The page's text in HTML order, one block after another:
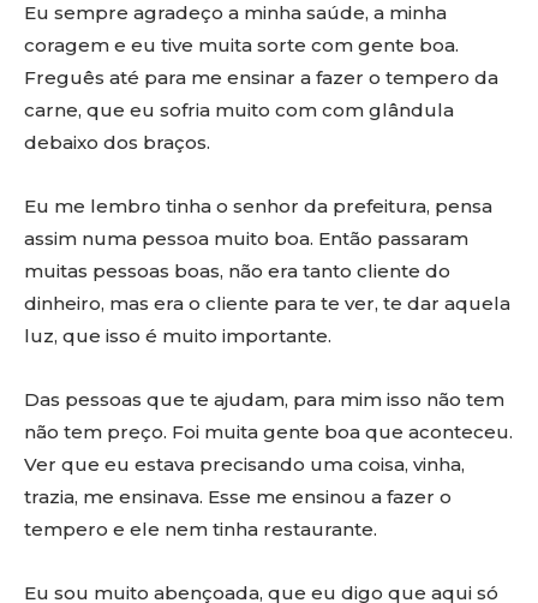
Eu sempre agradeço a minha saúde, a minha
coragem e eu tive muita sorte com gente boa.
Freguês até para me ensinar a fazer o tempero da
carne, que eu sofria muito com com glândula
debaixo dos braços.
Eu me lembro tinha o senhor da prefeitura, pensa
assim numa pessoa muito boa. Então passaram
muitas pessoas boas, não era tanto cliente do
dinheiro, mas era o cliente para te ver, te dar aquela
luz, que isso é muito importante.
Das pessoas que te ajudam, para mim isso não tem
não tem preço. Foi muita gente boa que aconteceu.
Ver que eu estava precisando uma coisa, vinha,
trazia, me ensinava. Esse me ensinou a fazer o
tempero e ele nem tinha restaurante.
Eu sou muito abençoada, que eu digo que aqui só